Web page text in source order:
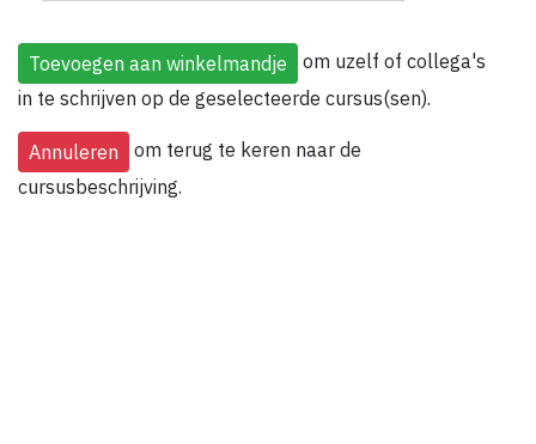
om uzelf of collega's
in te schrijven op de geselecteerde cursus(sen).
om terug te keren naar de
cursusbeschrijving.